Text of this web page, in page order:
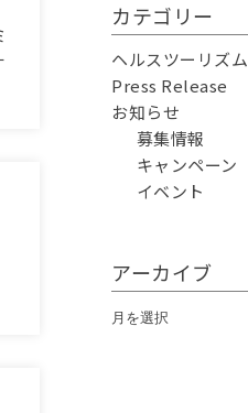
カテゴリー
ヘルスツーリズム
Press Release
お知らせ
募集情報
キャンペーン
イベント
アーカイブ
ア